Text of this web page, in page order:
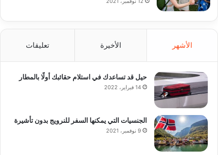
الأشهر الأخيرة تعليقات
حيل قد تساعدك في استلام حقائبك أولًا بالمطار
14 فبراير، 2022
الجنسيات التي يمكنها السفر للنرويج بدون تأشيرة
9 نوفمبر، 2021